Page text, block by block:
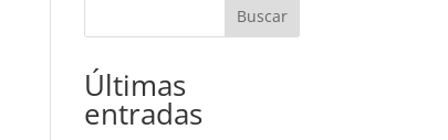
Buscar
Últimas
entradas